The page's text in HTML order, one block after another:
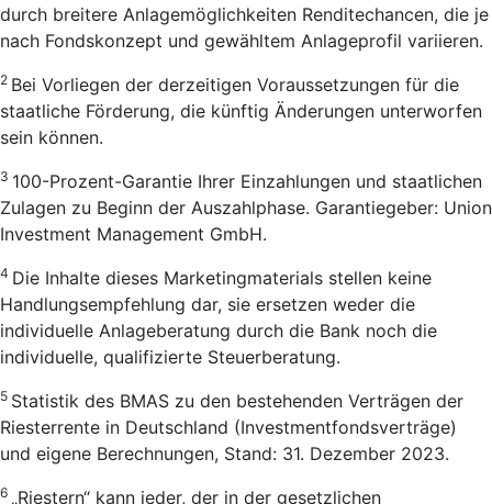
durch breitere Anlagemöglichkeiten Renditechancen, die je
nach Fondskonzept und gewähltem Anlageprofil variieren.
2 Bei Vorliegen der derzeitigen Voraussetzungen für die
staatliche Förderung, die künftig Änderungen unterworfen
sein können.
3 100-Prozent-Garantie Ihrer Einzahlungen und staatlichen
Zulagen zu Beginn der Auszahlphase. Garantiegeber: Union
Investment Management GmbH.
4 Die Inhalte dieses Marketingmaterials stellen keine
Handlungsempfehlung dar, sie ersetzen weder die
individuelle Anlageberatung durch die Bank noch die
individuelle, qualifizierte Steuerberatung.
5 Statistik des BMAS zu den bestehenden Verträgen der
Riesterrente in Deutschland (Investmentfondsverträge)
und eigene Berechnungen, Stand: 31. Dezember 2023.
6 „Riestern“ kann jeder, der in der gesetzlichen